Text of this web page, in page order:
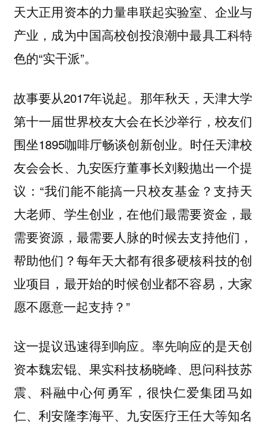
天大正用资本的力量串联起实验室、企业与
产业，成为中国高校创投浪潮中最具工科特
色的“实干派”。
故事要从2017年说起。那年秋天，天津大学
第十一届世界校友大会在长沙举行，校友们
围坐1895咖啡厅畅谈创新创业。时任天津校
友会会长、九安医疗董事长刘毅抛出一个提
议：“我们能不能搞一只校友基金？支持天
大老师、学生创业，在他们最需要资金，最
需要资源，最需要人脉的时候去支持他们，
帮助他们？每年天大都有很多硬核科技的创
业项目，最开始的时候创业都不容易，大家
愿不愿意一起支持？”
这一提议迅速得到响应。率先响应的是天创
资本魏宏锟、果实科技杨晓峰、思问科技苏
震、科融中心何勇军，很快仁爱集团马如
仁、利安隆李海平、九安医疗王任大等知名